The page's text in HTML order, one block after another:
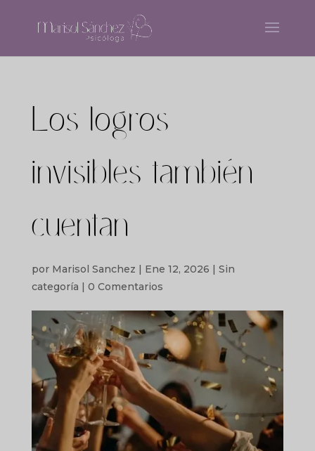
Los logros
invisibles también
cuentan
por Marisol Sanchez | Ene 12, 2026 | Sin
categoría | 0 Comentarios